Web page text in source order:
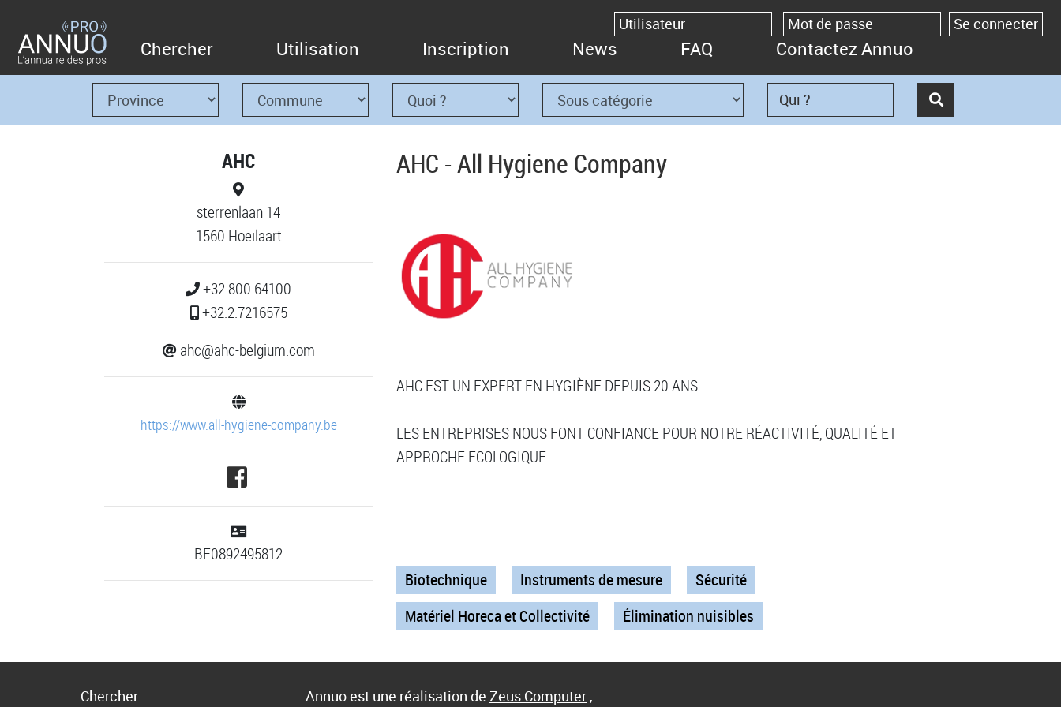
Chercher Utilisation Inscription News FAQ Contactez Annuo
AHC
sterrenlaan 14
1560 Hoeilaart
+32.800.64100
+32.2.7216575
ahc@ahc-belgium.com
https://www.all-hygiene-company.be
BE0892495812
AHC - All Hygiene Company
AHC EST UN EXPERT EN HYGIÈNE DEPUIS 20 ANS
LES ENTREPRISES NOUS FONT CONFIANCE POUR NOTRE RÉACTIVITÉ, QUALITÉ ET
APPROCHE ECOLOGIQUE.
Biotechnique Instruments de mesure
Sécurité
Matériel Horeca et Collectivité
Élimination nuisibles
Chercher Annuo est une réalisation de Zeus Computer ,